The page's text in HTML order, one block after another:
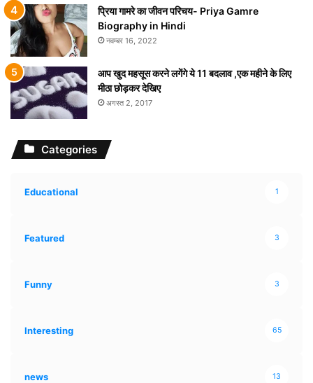
प्रिया गामरे का जीवन परिचय- Priya Gamre
Biography in Hindi
नवम्बर 16, 2022
आप खुद महसूस करने लगेंगे ये 11 बदलाव ,एक महीने के लिए
मीठा छोड़कर देखिए
अगस्त 2, 2017
Categories
Educational 1
Featured 3
Funny 3
Interesting 65
news 13